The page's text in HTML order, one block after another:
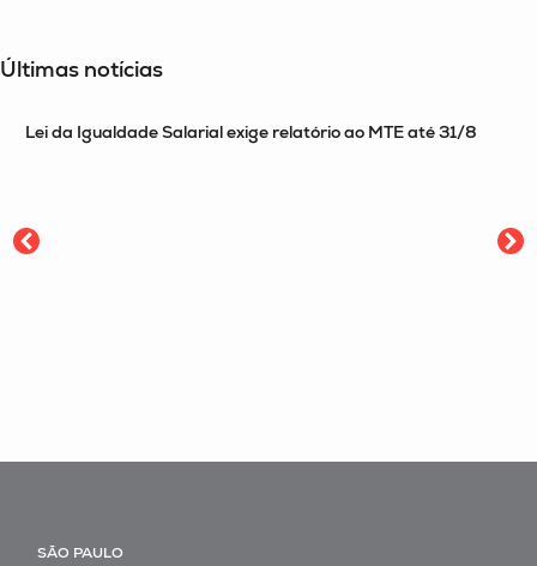
Últimas notícias
Lei da Igualdade Salarial exige relatório ao MTE até 31/8
SÃO PAULO